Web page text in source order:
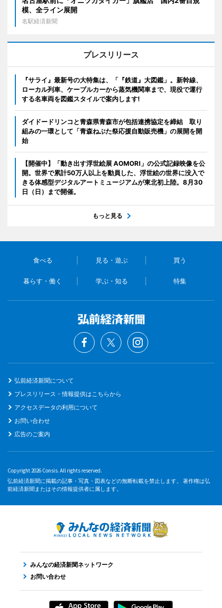
模、全ライン展開
名駅経済新聞
プレスリリース
『サライ』最新号の大特集は、「『鉄道』大図鑑」。新幹線、
ローカル列車、ケーブルカーから蒸気機関車まで、現役で運行
する名車両を図鑑スタイルで案内します!
ダイドードリンコと青森県青森市が包括連携協定を締結 取り
組みの一環として「青森ねぶた祭応援自動販売機」の展開を開
始
【開催中】「動き出す浮世絵展 AOMORI」の公式記録映像を公
開。世界で累計50万人以上を動員した、浮世絵の世界に没入で
きる体感型デジタルアートミュージアムが東北初上陸。8月30
日（日）まで開催。
もっと見る
食べる 見る・遊ぶ 買う
暮らす・働く 学ぶ・知る 特集
弘前経済新聞について
プレスリリース・情報提供はこちらから
アクセスデータの利用について
お問い合わせ
広告のご案内
Copyright 2026 Consis. All rights reserved.
弘前経済新聞に掲載の記事・写真・図表などの無断転載を禁止します。 著作権は弘
前経済新聞またはその情報提供者に属します。
みんなの経済新聞ネットワーク
お問い合わせ